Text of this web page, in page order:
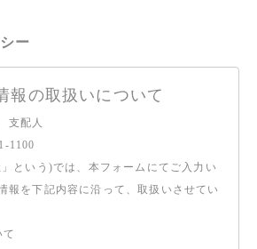
ー
報の取扱いについて
支配人
1100
という)では、本フォームにてご入力い
報を下記内容に沿って、取扱いさせてい
て